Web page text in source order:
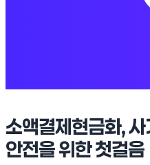
소액결제현금화,
안전을 위한 첫걸음